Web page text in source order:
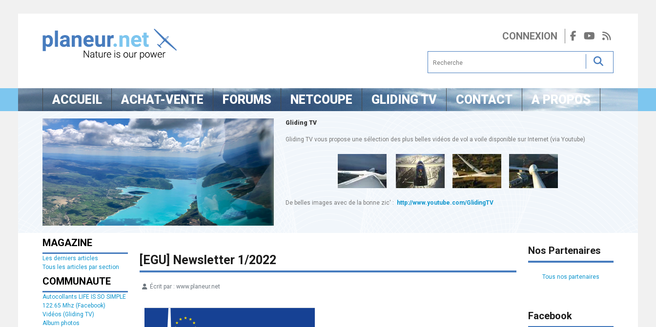
CONNEXION
ACCUEIL ACHAT-VENTE FORUMS NETCOUPE GLIDING TV CONTACT A PROPOS
Gliding TV
Gliding TV vous propose une sélection des plus belles vidéos de vol a voile disponible sur Internet (via Youtube)
De belles images avec de la bonne zic' : http://www.youtube.com/GlidingTV
MAGAZINE
Les derniers articles
Tous les articles par section
COMMUNAUTE
Autocollants LIFE IS SO SIMPLE
122.65 Mhz (Facebook)
Vidéos (Gliding TV)
Album photos
[EGU] Newsletter 1/2022
Écrit par : www.planeur.net
Nos Partenaires
Tous nos partenaires
Facebook